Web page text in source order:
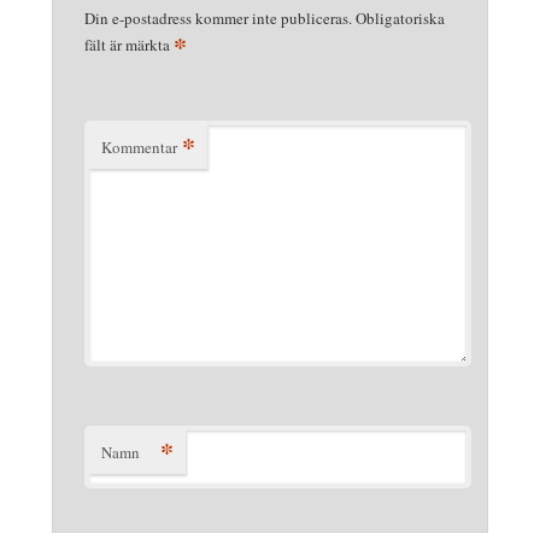
Din e-postadress kommer inte publiceras.Obligatoriska
fält är märkta *
Kommentar *
Namn *